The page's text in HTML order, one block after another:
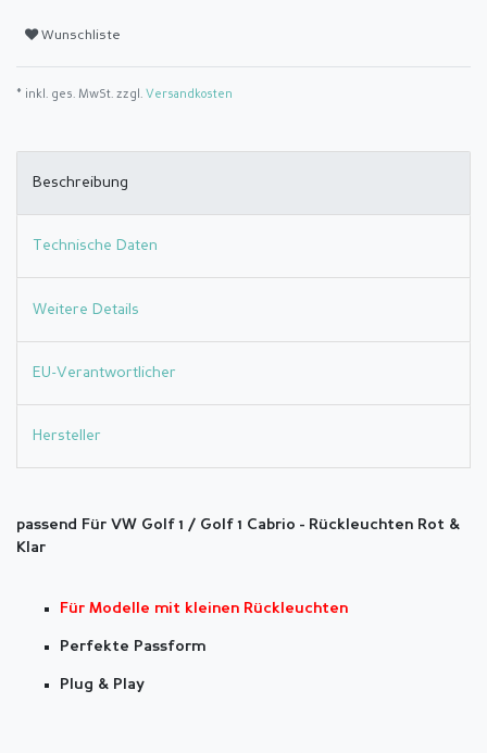
Wunschliste
* inkl. ges. MwSt. zzgl. Versandkosten
Beschreibung
Technische Daten
Weitere Details
EU-Verantwortlicher
Hersteller
passend Für VW Golf 1 / Golf 1 Cabrio - Rückleuchten Rot &
Klar
Für Modelle mit kleinen Rückleuchten
Perfekte Passform
Plug & Play